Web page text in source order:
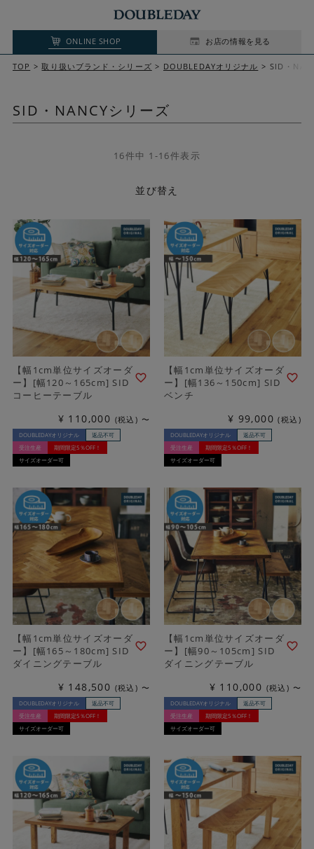
ONLINE SHOP お店の情報を見る
TOP 取り扱いブランド・シリーズ DOUBLEDAYオリジナル SID・
SID・NANCYシリーズ
並び替え
16件中 1 -16件表示
【幅1cm単位サイズオーダ
ー】[幅120～165cm] SID
コーヒーテーブル
¥ 110,000 税込 〜
DOUBLEDAYオリジナル
返品不可
受注生産
期間限定5％OFF！
サイズオーダー可
【幅1cm単位サイズオーダ
ー】[幅136～150cm] SID
ベンチ
¥ 99,000 税込
DOUBLEDAYオリジナル
返品不可
受注生産
期間限定5％OFF！
サイズオーダー可
【幅1cm単位サイズオーダ
ー】[幅165～180cm] SID
ダイニングテーブル
¥ 148,500 税込 〜
DOUBLEDAYオリジナル
返品不可
受注生産
期間限定5％OFF！
サイズオーダー可
【幅1cm単位サイズオーダ
ー】[幅90～105cm] SID
ダイニングテーブル
¥ 110,000 税込 〜
DOUBLEDAYオリジナル
返品不可
受注生産
期間限定5％OFF！
サイズオーダー可